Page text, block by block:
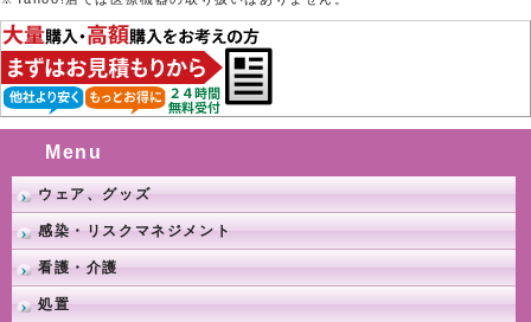
Menu
ウェア、グッズ
感染・リスクマネジメント
看護・介護
処置